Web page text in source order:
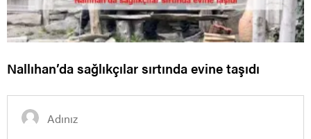
Nallıhan’da sağlıkçılar sırtında evine taşıdı